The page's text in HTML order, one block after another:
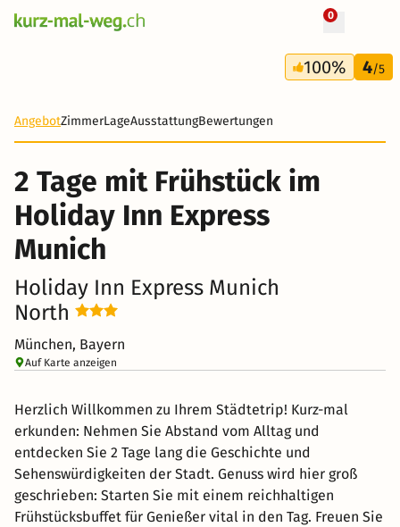
0
2 Tage
30 CHF
+ 102 Fotos
100% 4/5
AngebotZimmerLageAusstattungBewertungen
2 Tage mit Frühstück im
Holiday Inn Express
Munich
Holiday Inn Express Munich
North
München, Bayern
Auf Karte anzeigen
Herzlich Willkommen zu Ihrem Städtetrip! Kurz-mal
erkunden: Nehmen Sie Abstand vom Alltag und
entdecken Sie 2 Tage lang die Geschichte und
Sehenswürdigkeiten der Stadt. Genuss wird hier groß
geschrieben: Starten Sie mit einem reichhaltigen
Frühstücksbuffet für Genießer vital in den Tag. Freuen Sie